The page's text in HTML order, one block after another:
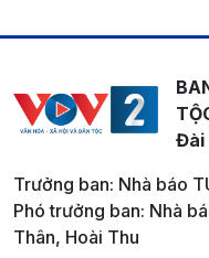
Đài
Trưởng ban: Nhà báo
Phó trưởng ban: Nhà
Thân, Hoài Thu